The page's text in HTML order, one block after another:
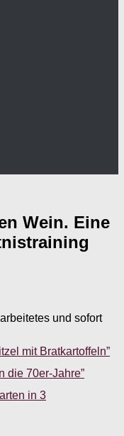
Wein. Eine
und sofort
mit Bratkartoffeln”
die 70er-Jahre”
in 3